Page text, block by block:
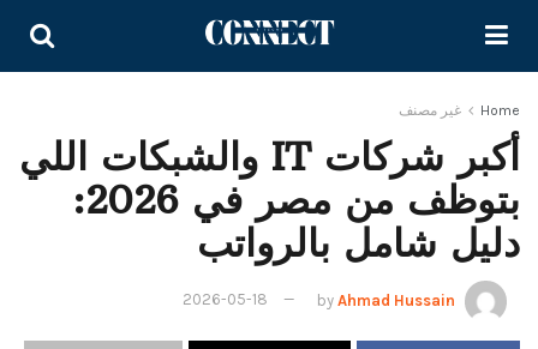
Home غير مصنف
أكبر شركات IT والشبكات اللي
بتوظف من مصر في 2026:
دليل شامل بالرواتب
by Ahmad Hussain
2026-05-18